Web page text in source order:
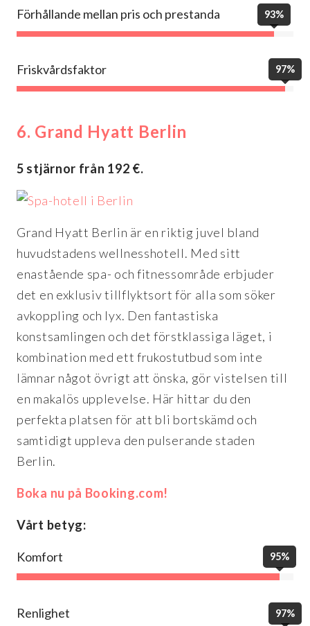
Förhållande mellan pris och prestanda 93%
Friskvårdsfaktor 97%
6. Grand Hyatt Berlin
5 stjärnor från 192 €.
Grand Hyatt Berlin är en riktig juvel bland
huvudstadens wellnesshotell. Med sitt
enastående spa- och fitnessområde erbjuder
det en exklusiv tillflyktsort för alla som söker
avkoppling och lyx. Den fantastiska
konstsamlingen och det förstklassiga läget, i
kombination med ett frukostutbud som inte
lämnar något övrigt att önska, gör vistelsen till
en makalös upplevelse. Här hittar du den
perfekta platsen för att bli bortskämd och
samtidigt uppleva den pulserande staden
Berlin.
Boka nu på Booking.com!
Vårt betyg:
Komfort 95%
Renlighet 97%